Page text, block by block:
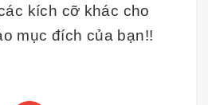
kích cỡ khác cho
mục đích của bạn!!